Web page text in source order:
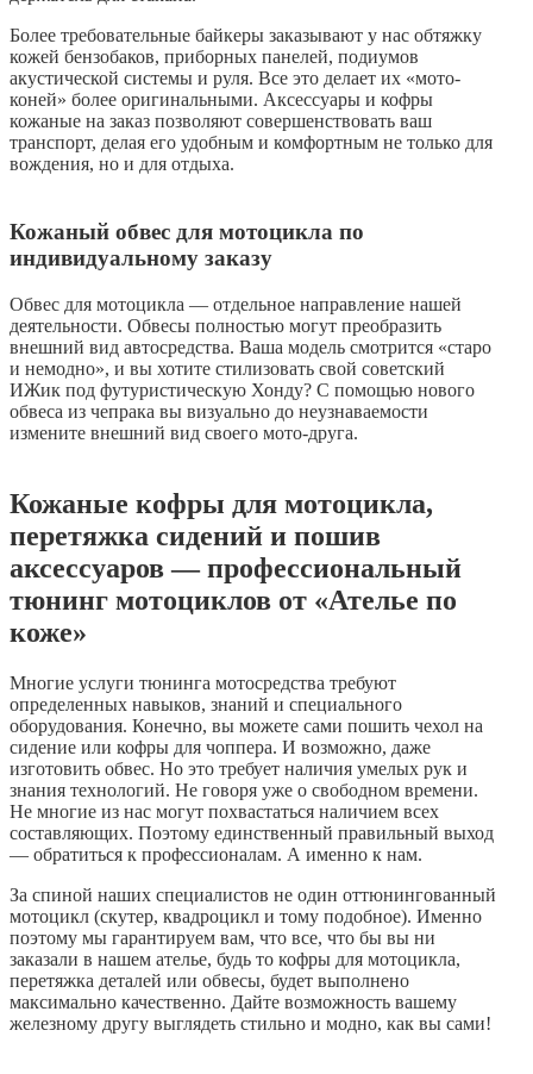
Более требовательные байкеры заказывают у нас обтяжку
кожей бензобаков, приборных панелей, подиумов
акустической системы и руля. Все это делает их «мото-
коней» более оригинальными. Аксессуары и кофры
кожаные на заказ позволяют совершенствовать ваш
транспорт, делая его удобным и комфортным не только для
вождения, но и для отдыха.
Кожаный обвес для мотоцикла по
индивидуальному заказу
Обвес для мотоцикла — отдельное направление нашей
деятельности. Обвесы полностью могут преобразить
внешний вид автосредства. Ваша модель смотрится «старо
и немодно», и вы хотите стилизовать свой советский
ИЖик под футуристическую Хонду? С помощью нового
обвеса из чепрака вы визуально до неузнаваемости
измените внешний вид своего мото-друга.
Кожаные кофры для мотоцикла,
перетяжка сидений и пошив
аксессуаров — профессиональный
тюнинг мотоциклов от «Ателье по
коже»
Многие услуги тюнинга мотосредства требуют
определенных навыков, знаний и специального
оборудования. Конечно, вы можете сами пошить чехол на
сидение или кофры для чоппера. И возможно, даже
изготовить обвес. Но это требует наличия умелых рук и
знания технологий. Не говоря уже о свободном времени.
Не многие из нас могут похвастаться наличием всех
составляющих. Поэтому единственный правильный выход
— обратиться к профессионалам. А именно к нам.
За спиной наших специалистов не один оттюнингованный
мотоцикл (скутер, квадроцикл и тому подобное). Именно
поэтому мы гарантируем вам, что все, что бы вы ни
заказали в нашем ателье, будь то кофры для мотоцикла,
перетяжка деталей или обвесы, будет выполнено
максимально качественно. Дайте возможность вашему
железному другу выглядеть стильно и модно, как вы сами!